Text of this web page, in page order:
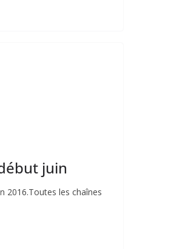
juin
2016.Toutes les chaînes